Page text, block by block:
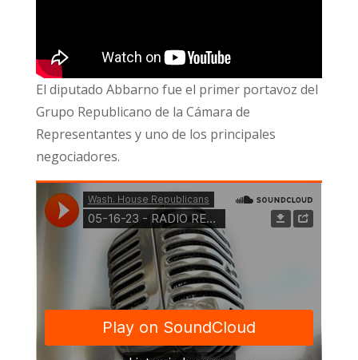
El diputado Abbarno fue el primer portavoz del
Grupo Republicano de la Cámara de
Representantes y uno de los principales
negociadores.